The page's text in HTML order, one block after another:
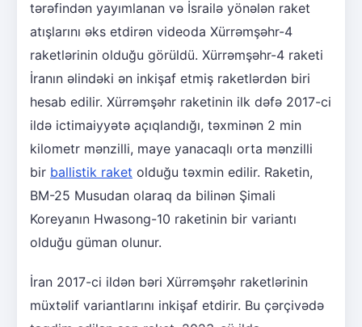
tərəfindən yayımlanan və İsrailə yönələn raket
atışlarını əks etdirən videoda Xürrəmşəhr-4
raketlərinin olduğu görüldü. Xürrəmşəhr-4 raketi
İranın əlindəki ən inkişaf etmiş raketlərdən biri
hesab edilir. Xürrəmşəhr raketinin ilk dəfə 2017-ci
ildə ictimaiyyətə açıqlandığı, təxminən 2 min
kilometr mənzilli, maye yanacaqlı orta mənzilli
bir ballistik raket olduğu təxmin edilir. Raketin,
BM-25 Musudan olaraq da bilinən Şimali
Koreyanın Hwasong-10 raketinin bir variantı
olduğu güman olunur.
İran 2017-ci ildən bəri Xürrəmşəhr raketlərinin
müxtəlif variantlarını inkişaf etdirir. Bu çərçivədə